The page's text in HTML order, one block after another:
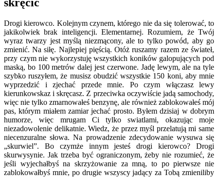
skręcić
Drogi kierowco. Kolejnym czynem, którego nie da się tolerować, to
jakikolwiek brak inteligencji. Elementarnej. Rozumiem, że Twój
wyraz twarzy jest myślą niezmącony, ale to tylko powód, aby go
zmienić. Na siłę. Najlepiej pięścią. Otóż ruszamy razem ze świateł,
przy czym nie wykorzystuję wszystkich koników galopujących pod
maską, bo 100 metrów dalej jest czerwone. Jadę lewym, ale na tyle
szybko ruszyłem, że musisz obudzić wszystkie 150 koni, aby mnie
wyprzedzić i zjechać przede mnie. Po czym włączasz lewy
kierunkowskaz i skręcasz. Z przeciwka oczywiście jadą samochody,
więc nie tylko zmarnowałeś benzynę, ale również zablokowałeś mój
pas, którym miałem zamiar jechać prosto. Byłem dzisiaj w dobrym
humorze, więc mrugam Ci tylko swiatlami, okazując moje
niezadowolenie delikatnie. Wiedz, że przez myśl przelatują mi same
niecenzuralne słowa. Na prowadzenie zdecydowanie wysuwa się
„skurwiel”. Bo czymże innym jesteś drogi kierowco? Drogi
skurwysynie. Jak trzeba być ograniczonym, żeby nie rozumieć, że
jeśli wyjechałbyś na skrzyżowanie za mną, to po pierwsze nie
zablokowałbyś mnie, po drugie wszyscy jadący za Tobą zmieniliby